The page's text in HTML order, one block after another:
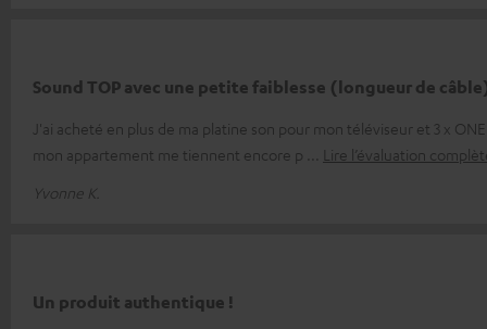
Sound TOP avec une petite faiblesse (longueur de
J'ai acheté en plus de ma platine son pour mon téléviseur et 3 x
mon appartement me tiennent encore p
Lire l’évaluation
Yvonne K.
Un produit authentique !